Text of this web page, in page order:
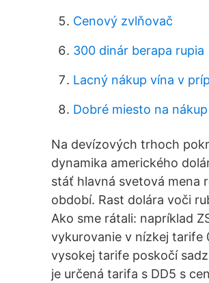
Cenový zvlňovač
300 dinár berapa rupia
Lacný nákup vína v
Dobré miesto na
Na devízových trhoch
dynamika amerického
stáť hlavná svetová mena
období. Rast dolára voči
Ako sme rátali: napríklad
vykurovanie v nízkej tarife
vysokej tarife poskočí
je určená tarifa s DD5 s